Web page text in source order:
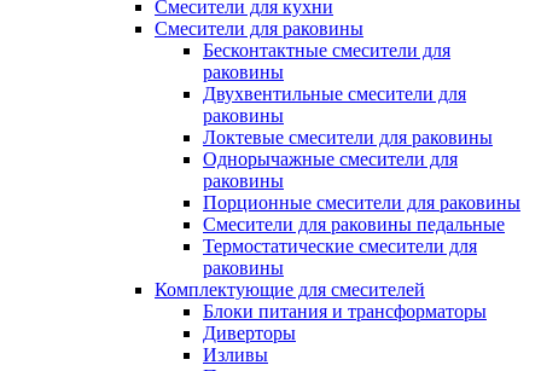
Смесители для кухни
Смесители для раковины
Бесконтактные смесители для
раковины
Двухвентильные смесители для
раковины
Локтевые смесители для раковины
Однорычажные смесители для
раковины
Порционные смесители для раковины
Смесители для раковины педальные
Термостатические смесители для
раковины
Комплектующие для смесителей
Блоки питания и трансформаторы
Диверторы
Изливы